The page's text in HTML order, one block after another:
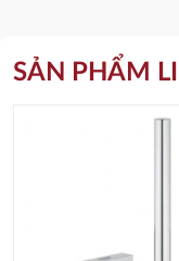
SẢN PHẨM